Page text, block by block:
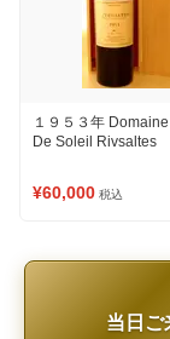
１９５３年
De Soleil Rivsaltes
¥60,000 税込
当日ご